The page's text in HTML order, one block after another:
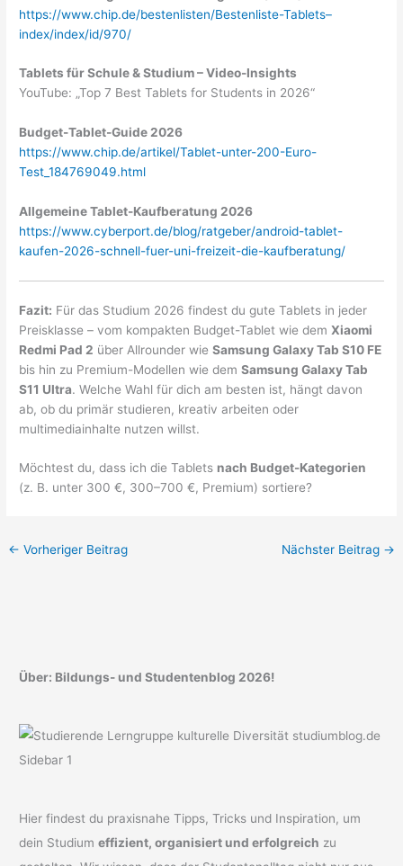
https://www.chip.de/bestenlisten/Bestenliste-Tablets–
index/index/id/970/
Tablets für Schule & Studium – Video-Insights
YouTube: „Top 7 Best Tablets for Students in 2026“
Budget-Tablet-Guide 2026
https://www.chip.de/artikel/Tablet-unter-200-Euro-
Test_184769049.html
Allgemeine Tablet-Kaufberatung 2026
https://www.cyberport.de/blog/ratgeber/android-tablet-
kaufen-2026-schnell-fuer-uni-freizeit-die-kaufberatung/
Fazit: Für das Studium 2026 findest du gute Tablets in jeder
Preisklasse – vom kompakten Budget-Tablet wie demXiaomi
Redmi Pad 2 über Allrounder wieSamsung Galaxy Tab S10 FE
bis hin zu Premium-Modellen wie demSamsung Galaxy Tab
S11 Ultra. Welche Wahl für dich am besten ist, hängt davon
ab, ob du primär studieren, kreativ arbeiten oder
multimediainhalte nutzen willst.
Möchtest du, dass ich die Tablets nach Budget-Kategorien
(z. B. unter 300 €, 300–700 €, Premium) sortiere?
← Vorheriger Beitrag Nächster Beitrag →
Über: Bildungs- und Studentenblog 2026!
Hier findest du praxisnahe Tipps, Tricks und Inspiration, um
dein Studiumeffizient, organisiert und erfolgreich zu